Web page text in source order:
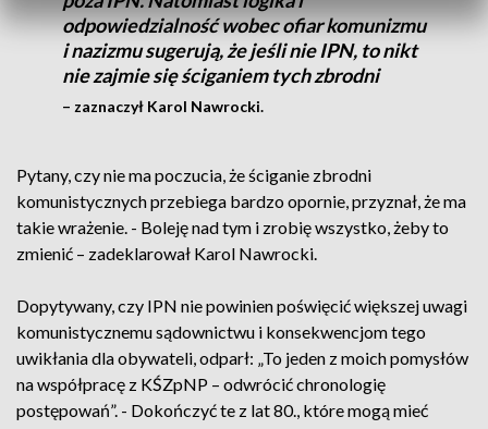
odpowiedzialność wobec ofiar komunizmu
i nazizmu sugerują, że jeśli nie IPN, to nikt
nie zajmie się ściganiem tych zbrodni
– zaznaczył Karol Nawrocki.
Pytany, czy nie ma poczucia, że ściganie zbrodni
komunistycznych przebiega bardzo opornie, przyznał, że ma
takie wrażenie. - Boleję nad tym i zrobię wszystko, żeby to
zmienić – zadeklarował Karol Nawrocki.
Dopytywany, czy IPN nie powinien poświęcić większej uwagi
komunistycznemu sądownictwu i konsekwencjom tego
uwikłania dla obywateli, odparł: „To jeden z moich pomysłów
na współpracę z KŚZpNP – odwrócić chronologię
postępowań”. - Dokończyć te z lat 80., które mogą mieć